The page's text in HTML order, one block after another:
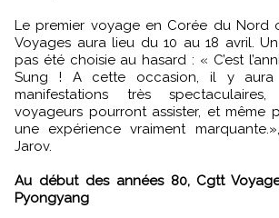
Le premier voyage en Corée du Nord
Voyages aura lieu du 10 au 18 avril.
pas été choisie au hasard : « C’est
Sung ! A cette occasion, il y aura
manifestations très
voyageurs pourront assister, et même
une expérience vraiment
Jarov.
Au début des années 80, Cgtt
Pyongyang